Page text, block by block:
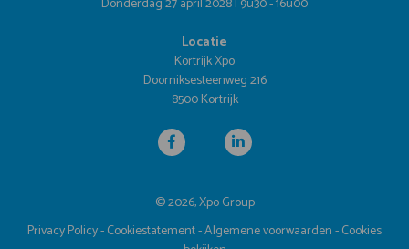
Locatie
Kortrijk Xpo
Doorniksesteenweg 216
8500 Kortrijk
© 2026, Xpo Group
Privacy Policy-Cookiestatement-Algemene voorwaarden-Cookies